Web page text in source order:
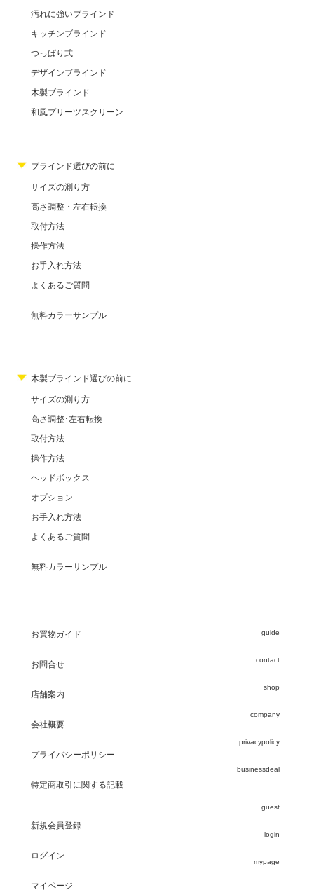
汚れに強いブラインド
キッチンブラインド
つっぱり式
デザインブラインド
木製ブラインド
和風プリーツスクリーン
ブラインド選びの前に
サイズの測り方
高さ調整・左右転換
取付方法
操作方法
お手入れ方法
よくあるご質問
無料カラーサンプル
木製ブラインド選びの前に
サイズの測り方
高さ調整･左右転換
取付方法
操作方法
ヘッドボックス
オプション
お手入れ方法
よくあるご質問
無料カラーサンプル
お買物ガイド
お問合せ
店舗案内
会社概要
プライバシーポリシー
特定商取引に関する記載
新規会員登録
ログイン
マイページ
guide
contact
shop
company
privacypolicy
businessdeal
guest
login
mypage